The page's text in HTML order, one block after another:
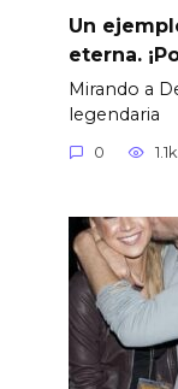
Un
eterna.
Mirando a
legendaria
0 1.1k.